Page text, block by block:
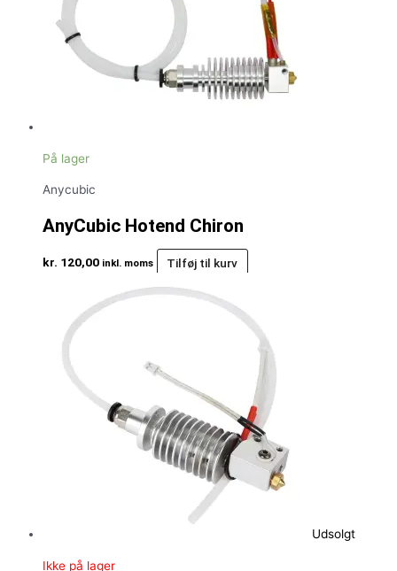
På lager
Anycubic
AnyCubic Hotend Chiron
kr. 120,00 inkl. moms Tilføj til kurv
Udsolgt
Ikke på lager